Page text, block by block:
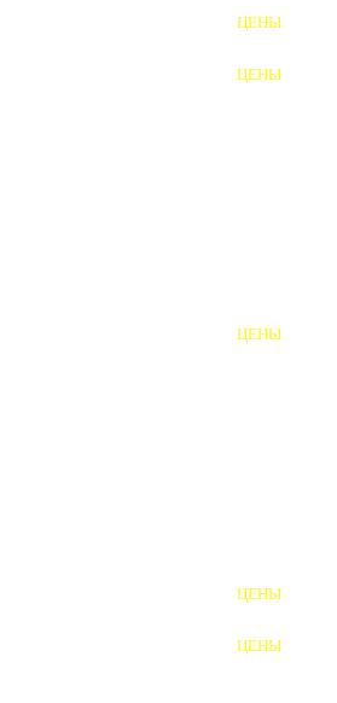
ЦЕНЫ
ЦЕНЫ
ШАЙБЫ ФУНДАМЕНТНЫЕ
ЦЕНЫ
ЦЕНЫ
ЦЕНЫ